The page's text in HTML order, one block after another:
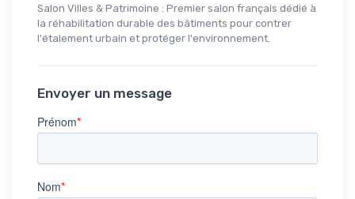
Salon Villes & Patrimoine : Premier salon français dédié à
la réhabilitation durable des bâtiments pour contrer
l'étalement urbain et protéger l'environnement.
Envoyer un message